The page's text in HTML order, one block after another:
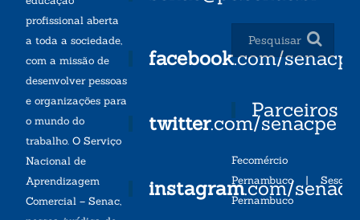
profissional aberta
a toda a sociedade,
com a missão de
desenvolver pessoas
e organizações para
o mundo do
trabalho. O Serviço
Nacional de
Aprendizagem
Comercial – Senac,
facebook.com/senacpe
twitter.com/senacpe
instagram.com/
Parceiros
Fecomércio
Pernambuco| Sesc
Pernambuco